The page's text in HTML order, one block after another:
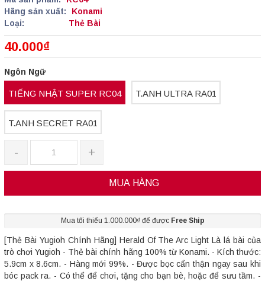
Hãng sản xuất:
Konami
Loại:
Thẻ Bài
40.000₫
Ngôn Ngữ
TIẾNG NHẬT SUPER RC04 T.ANH ULTRA RA01
T.ANH SECRET RA01
- +
MUA HÀNG
Mua tối thiểu 1.000.000₫ để được Free Ship
[Thẻ Bài Yugioh Chính Hãng] Herald Of The Arc Light Là lá bài của
trò chơi Yugioh - Thẻ bài chính hãng 100% từ Konami. - Kích thước:
5.9cm x 8.6cm. - Hàng mới 99%. - Được bọc cẩn thận ngay sau khi
bóc pack ra. - Có thể để chơi, tặng cho bạn bè, hoặc để sưu tầm. -